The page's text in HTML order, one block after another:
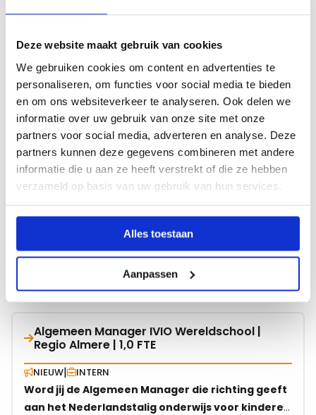
Deze website maakt gebruik van cookies
We gebruiken cookies om content en advertenties te
personaliseren, om functies voor social media te bieden
en om ons websiteverkeer te analyseren. Ook delen we
informatie over uw gebruik van onze site met onze
partners voor social media, adverteren en analyse. Deze
partners kunnen deze gegevens combineren met andere
informatie die u aan ze heeft verstrekt of die ze hebben
verzameld op basis van uw gebruik van hun services.
Alles toestaan
Aanpassen
kennis en vaardigheden als manager kunt inzetten
en bijdragen aan de ontwikkeling van het onderwijs
voor de toekomst.
Welke vacature Onderwijsmanagement maakt jou
blij?
Algemeen Manager IVIO Wereldschool |
Regio Almere | 1,0 FTE
NIEUW| INTERN
Word jij de Algemeen Manager die richting geeft
aan het Nederlandstalig onderwijs voor kinderen
Bekijk
vacature
over
Algemeen
Manager